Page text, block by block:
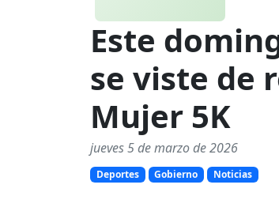
Este
se viste de
Mujer 5K
jueves 5 de marzo de 2026
Deportes Gobierno Noticias